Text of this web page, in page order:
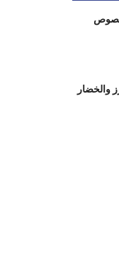
والخضار